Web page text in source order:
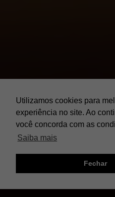
Utilizamos cookies para
experiência no site. Ao
você concorda com as
Saiba mais
Fechar